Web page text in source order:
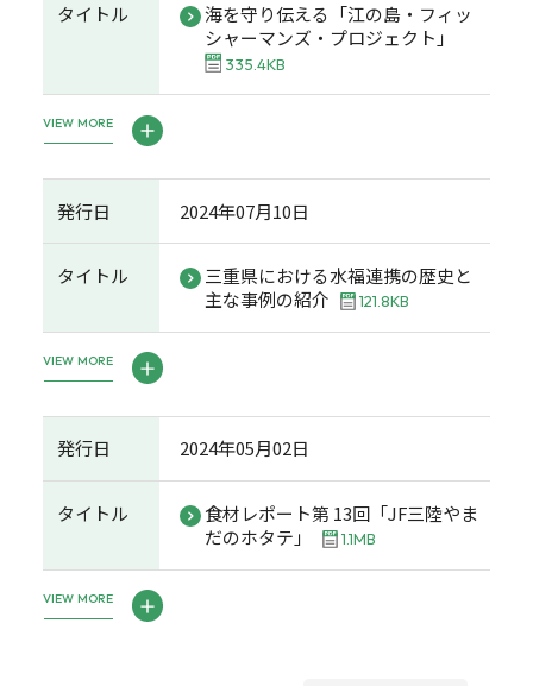
タイトル
海を守り伝える「江の島・フィッ
シャーマンズ・プロジェクト」
335.4KB
VIEW MORE
発行日 2024年07月10日
タイトル
三重県における水福連携の歴史と
主な事例の紹介
121.8KB
VIEW MORE
発行日 2024年05月02日
タイトル
食材レポート第 13回「JF三陸やま
だのホタテ」
1.1MB
VIEW MORE